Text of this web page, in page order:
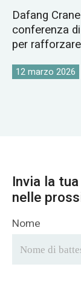
Dafang
conferenza
per
12 marzo 2026
Invia la
nelle
Nome